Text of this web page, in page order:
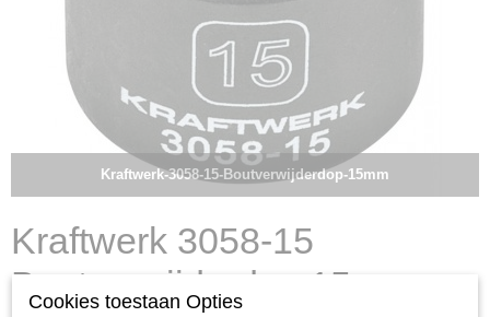
Kraftwerk-3058-15-Boutverwijderdop-15mm
Kraftwerk 3058-15
Boutverwijderdop 15mm
Cookies toestaan Opties